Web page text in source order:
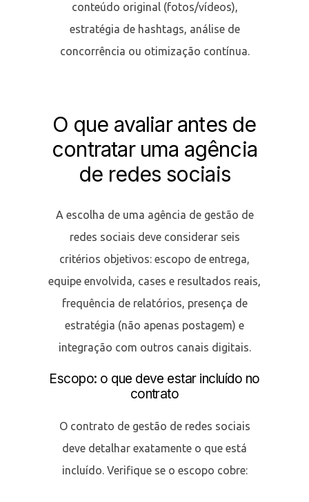
conteúdo original (fotos/vídeos),
estratégia de hashtags, análise de
concorrência ou otimização contínua.
O que avaliar antes de
contratar uma agência
de redes sociais
A escolha de uma agência de gestão de
redes sociais deve considerar seis
critérios objetivos: escopo de entrega,
equipe envolvida, cases e resultados reais,
frequência de relatórios, presença de
estratégia (não apenas postagem) e
integração com outros canais digitais.
Escopo: o que deve estar incluído no
contrato
O contrato de gestão de redes sociais
deve detalhar exatamente o que está
incluído. Verifique se o escopo cobre: